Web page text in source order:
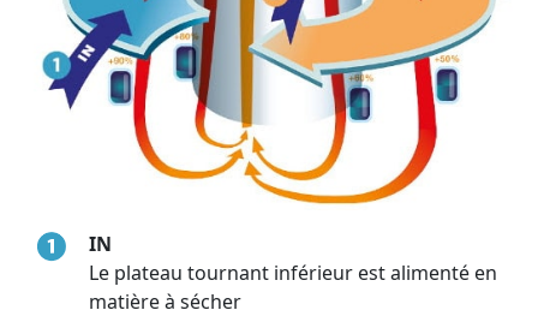
IN
Le plateau tournant inférieur est alimenté en
matière à sécher